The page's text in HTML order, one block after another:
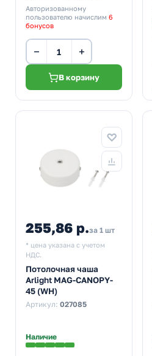
Авторизованному
пользователю начислим 6
бонусов
− +
В корзину
255,86 р.за 1 шт
* цена указана с учетом
НДС.
Потолочная чаша
Arlight MAG-CANOPY-
45 (WH)
Артикул: 027085
Наличие